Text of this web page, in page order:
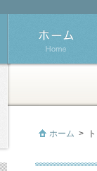
ホーム >